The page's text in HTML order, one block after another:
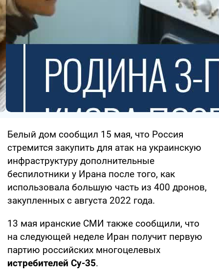
Белый дом сообщил 15 мая, что Россия
стремится закупить для атак на украинскую
инфраструктуру дополнительные
беспилотники у Ирана после того, как
использовала большую часть из 400 дронов,
закупленных с августа 2022 года.
13 мая иранские СМИ также сообщили, что
на следующей неделе Иран получит первую
партию российских многоцелевых
истребителей Су-35.